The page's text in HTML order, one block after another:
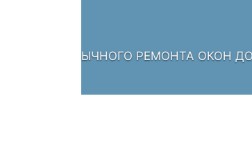
НАШИ МАСТЕРА
ПРОВЕРЕННЫЕ